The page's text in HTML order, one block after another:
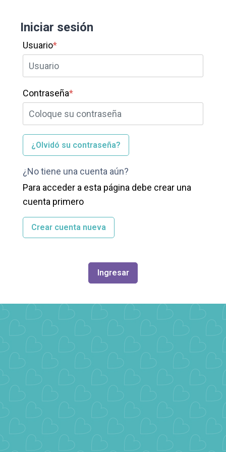
Iniciar sesión
Usuario*
Contraseña*
¿Olvidó su contraseña?
¿No tiene una cuenta aún?
Para acceder a esta página debe crear una
cuenta primero
Crear cuenta nueva
Ingresar